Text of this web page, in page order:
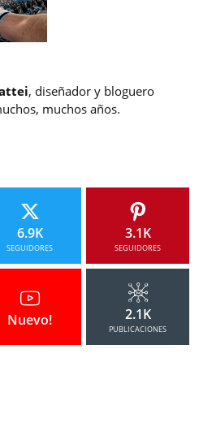
, diseñador y bloguero
muchos años.
6.9K
SEGUIDORES
3.1K
SEGUIDORES
Nuevo! 2.1K
PUBLICACIONES